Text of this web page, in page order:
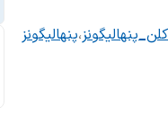
،پنهالیگونز